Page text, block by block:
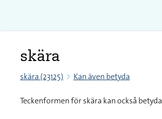
skära
skära (23125) Kan även betyda
Teckenformen för skära kan också betyda